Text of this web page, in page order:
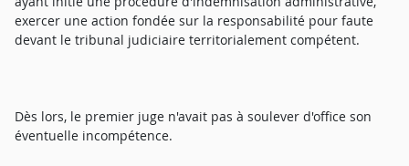
exercer une action fondée sur la responsabilité pour faute
devant le tribunal judiciaire territorialement compétent.
Dès lors, le premier juge n'avait pas à soulever d'office son
éventuelle incompétence.